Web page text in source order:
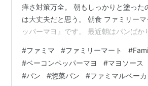
痒さ対策万全。 朝もしっかりと塗った
は大丈夫だと思う。 朝食 ファミリー
ッパーマヨ』です。 最近朝はパンばか
ます。 『ベーコンペッパーマヨ』はふ
地にマヨソースとベーコンとガーリッ
ョウソースをトッピングしました。 税
#ファミマ #ファミリーマート #
#ベーコンペッパーマヨ #マヨソース
#パン #惣菜パン #ファミマルベー